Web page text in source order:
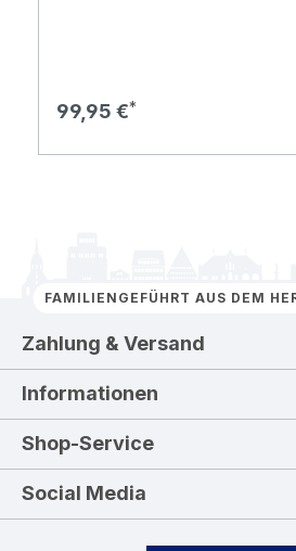
Regulärer Preis:
99,95 €
FAMILIENGEFÜHRT AUS DEM
Zahlung & Versand
Informationen
Shop-Service
Social Media